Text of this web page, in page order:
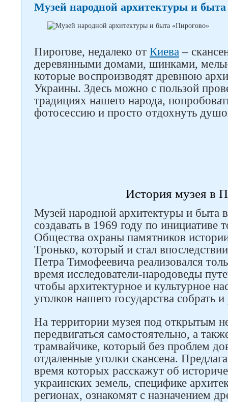
Музей народной архитектуры и
Пирогове, недалеко от Киева –
деревянными домами, шинками,
которые воспроизводят древнюю
Украины. Здесь можно с пользой
традициях нашего народа,
фотосессию и просто отдохнуть
История музея в
Музей народной архитектуры и быта
создавать в 1969 году по инициативе
Общества охраны памятников
Тронько, который и стал
Петра Тимофеевича реализовался
время исследователи-народоведы
чтобы архитектурное и культурное
уголков нашего государства собрать
На территории музея под открытым
передвигаться самостоятельно, а
трамвайчике, который без проблем
отдаленные уголки скансена.
время которых расскажут об
украинских земель, специфике
регионах, ознакомят с назначением